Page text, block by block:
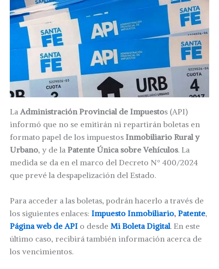
La Administración Provincial de Impuestos (API)
informó que no se emitirán ni repartirán boletas en
formato papel de los impuestos Inmobiliario Rural y
Urbano, y de la Patente Única sobre Vehículos. La
medida se da en el marco del Decreto N° 400/2024
que prevé la despapelización del Estado.
Para acceder a las boletas, podrán hacerlo a través de
los siguientes enlaces: Impuesto Inmobiliario, Patente,
Página web de API o desde Mi Boleta Digital. En este
último caso, recibirá también información acerca de
los vencimientos.